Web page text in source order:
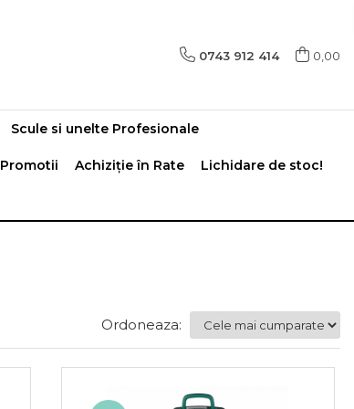
0743 912 414 0,00
Scule si unelte Profesionale
Promotii Achiziție în Rate Lichidare de stoc!
Ordoneaza: